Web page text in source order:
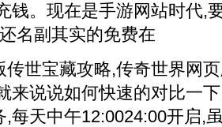
钱。现在是手游网站时代,
名副其实的免费在
传世宝藏攻略,传奇世界网
来说说如何快速的对比一
,每天中午12:0024:00开启,